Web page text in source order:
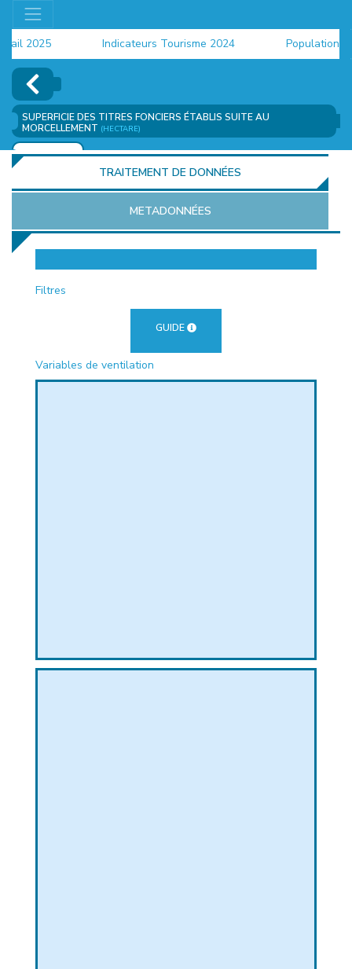
2025 Indicateurs Tourisme 2024 Population
SUPERFICIE DES TITRES FONCIERS ÉTABLIS SUITE AU
MORCELLEMENT (HECTARE)
AJOUTER
TRAITEMENT DE DONNÉES
METADONNÉES
Filtres
GUIDE
Variables de ventilation